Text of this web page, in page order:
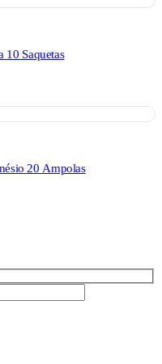
10 Saquetas
20 Ampolas